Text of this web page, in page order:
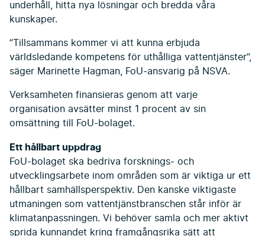
underhåll, hitta nya lösningar och bredda våra
kunskaper.
”Tillsammans kommer vi att kunna erbjuda
världsledande kompetens för uthålliga vattentjänster”,
säger Marinette Hagman, FoU-ansvarig på NSVA.
Verksamheten finansieras genom att varje
organisation avsätter minst 1 procent av sin
omsättning till FoU-bolaget.
Ett hållbart uppdrag
FoU-bolaget ska bedriva forsknings- och
utvecklingsarbete inom områden som är viktiga ur ett
hållbart samhällsperspektiv. Den kanske viktigaste
utmaningen som vattentjänstbranschen står inför är
klimatanpassningen. Vi behöver samla och mer aktivt
sprida kunnandet kring framgångsrika sätt att